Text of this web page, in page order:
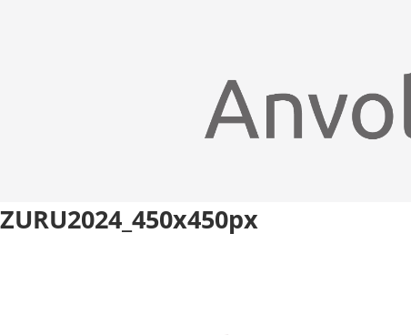
ZURU2024_450x450px